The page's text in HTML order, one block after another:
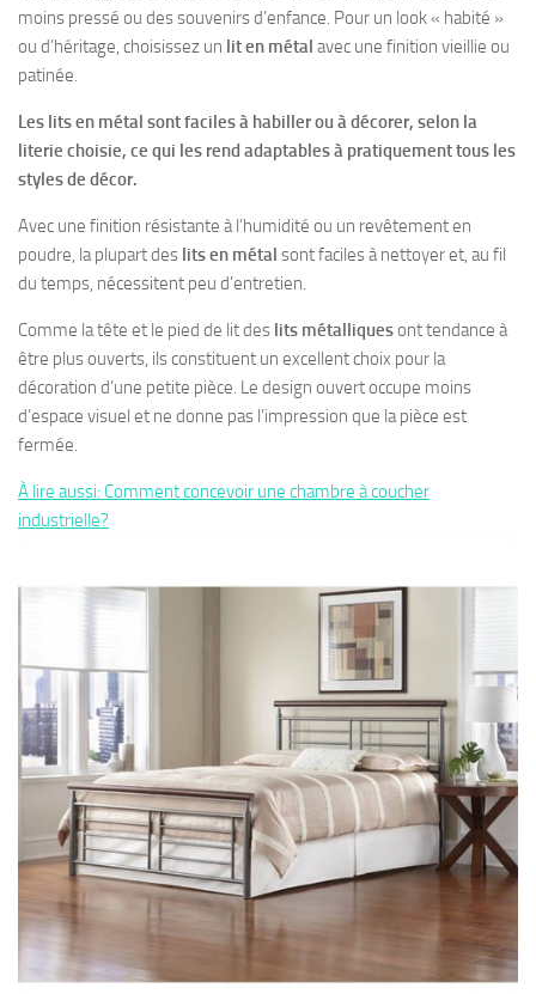
moins pressé ou des souvenirs d’enfance. Pour un look « habité »
ou d’héritage, choisissez un lit en métal avec une finition vieillie ou
patinée.
Les lits en métal sont faciles à habiller ou à décorer, selon la
literie choisie, ce qui les rend adaptables à pratiquement tous les
styles de décor.
Avec une finition résistante à l’humidité ou un revêtement en
poudre, la plupart des lits en métal sont faciles à nettoyer et, au fil
du temps, nécessitent peu d’entretien.
Comme la tête et le pied de lit des lits métalliquesont tendance à
être plus ouverts, ils constituent un excellent choix pour la
décoration d’une petite pièce. Le design ouvert occupe moins
d’espace visuel et ne donne pas l’impression que la pièce est
fermée.
À lire aussi: Comment concevoir une chambre à coucher
industrielle?